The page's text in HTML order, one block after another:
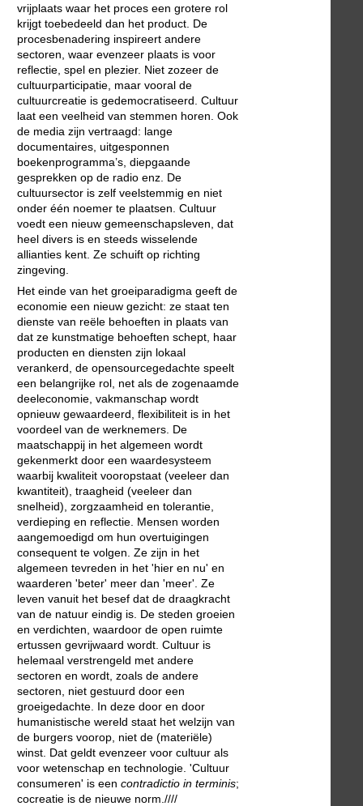
vrijplaats waar het proces een grotere rol
krijgt toebedeeld dan het product. De
procesbenadering inspireert andere
sectoren, waar evenzeer plaats is voor
reflectie, spel en plezier. Niet zozeer de
cultuurparticipatie, maar vooral de
cultuurcreatie is gedemocratiseerd. Cultuur
laat een veelheid van stemmen horen. Ook
de media zijn vertraagd: lange
documentaires, uitgesponnen
boekenprogramma’s, diepgaande
gesprekken op de radio enz. De
cultuursector is zelf veelstemmig en niet
onder één noemer te plaatsen. Cultuur
voedt een nieuw gemeenschapsleven, dat
heel divers is en steeds wisselende
allianties kent. Ze schuift op richting
zingeving.
Het einde van het groeiparadigma geeft de
economie een nieuw gezicht: ze staat ten
dienste van reële behoeften in plaats van
dat ze kunstmatige behoeften schept, haar
producten en diensten zijn lokaal
verankerd, de opensourcegedachte speelt
een belangrijke rol, net als de zogenaamde
deeleconomie, vakmanschap wordt
opnieuw gewaardeerd, flexibiliteit is in het
voordeel van de werknemers. De
maatschappij in het algemeen wordt
gekenmerkt door een waardesysteem
waarbij kwaliteit vooropstaat (veeleer dan
kwantiteit), traagheid (veeleer dan
snelheid), zorgzaamheid en tolerantie,
verdieping en reflectie. Mensen worden
aangemoedigd om hun overtuigingen
consequent te volgen. Ze zijn in het
algemeen tevreden in het 'hier en nu' en
waarderen 'beter' meer dan 'meer'. Ze
leven vanuit het besef dat de draagkracht
van de natuur eindig is. De steden groeien
en verdichten, waardoor de open ruimte
ertussen gevrijwaard wordt. Cultuur is
helemaal verstrengeld met andere
sectoren en wordt, zoals de andere
sectoren, niet gestuurd door een
groeigedachte. In deze door en door
humanistische wereld staat het welzijn van
de burgers voorop, niet de (materiële)
winst. Dat geldt evenzeer voor cultuur als
voor wetenschap en technologie. 'Cultuur
consumeren' is een contradictio in terminis;
cocreatie is de nieuwe norm.////